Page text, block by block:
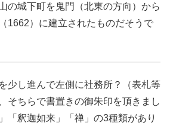
の城下町を鬼門（北東の方向）から
1662）に建立されたものだそうで
少し進んで左側に社務所？（表札等
そちらで書置きの御朱印を頂きまし
「釈迦如来」「禅」の3種類があり